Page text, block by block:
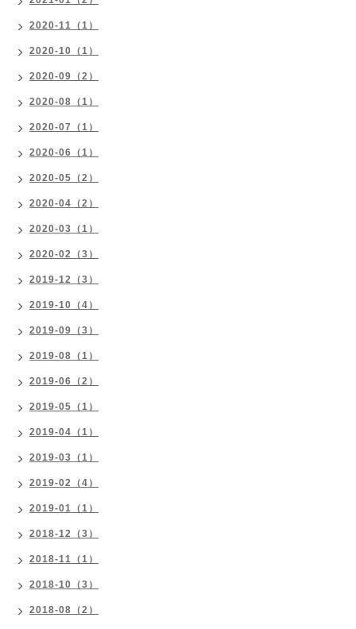
2020-11（1）
2020-10（1）
2020-09（2）
2020-08（1）
2020-07（1）
2020-06（1）
2020-05（2）
2020-04（2）
2020-03（1）
2020-02（3）
2019-12（3）
2019-10（4）
2019-09（3）
2019-08（1）
2019-06（2）
2019-05（1）
2019-04（1）
2019-03（1）
2019-02（4）
2019-01（1）
2018-12（3）
2018-11（1）
2018-10（3）
2018-08（2）